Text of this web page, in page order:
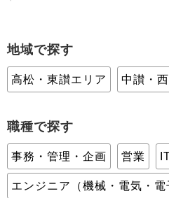
地域で探す
高松・東讃エリア 中讃・
職種で探す
事務・管理・企画 営業
エンジニア（機械・電気・電